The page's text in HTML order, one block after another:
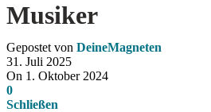
Musiker
Gepostet von DeineMagneten
31. Juli 2025
On 1. Oktober 2024
0
Schließen